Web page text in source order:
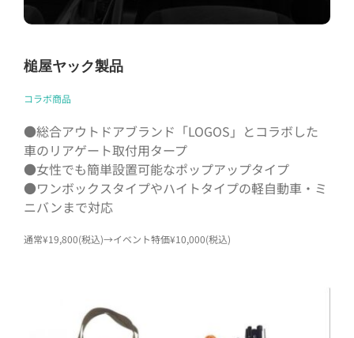
槌屋ヤック製品
コラボ商品
●総合アウトドアブランド「LOGOS」とコラボした
車のリアゲート取付用タープ
●女性でも簡単設置可能なポップアップタイプ
●ワンボックスタイプやハイトタイプの軽自動車・ミ
ニバンまで対応
通常¥19,800(税込)→イベント特価¥10,000(税込)